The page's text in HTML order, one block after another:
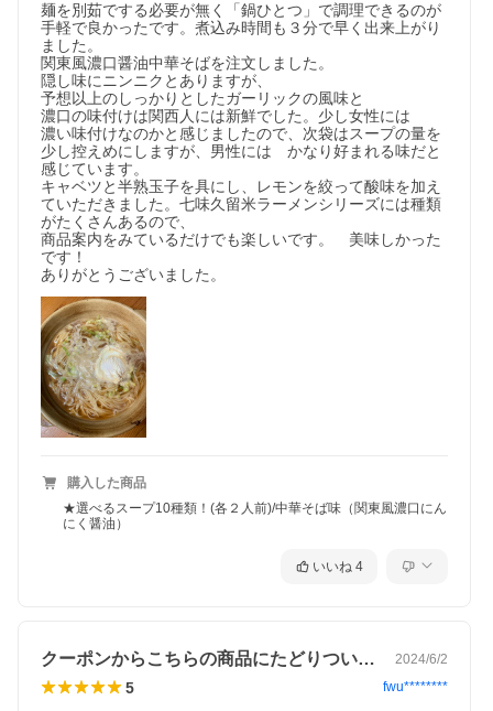
◇内容量
【麺】
中華麺（2人前）
【スープが選べます】
とんこつ味（2人前）
和風味（2人前）
中華そば味（2人前）
とんこつ先生（2人前）
九州男児（2人前）
鰹だしラーメン（2人前）
特製みそ味（2人前）
冷し中華かぼす味（※季節限定）（2人前）
※原材料は下記に記載
麺を別茹でする必要が無く「鍋ひとつ」で調理できるのが
手軽で良かったです。煮込み時間も３分で早く出来上がり
ました。
関東風濃口醤油中華そばを注文しました。
隠し味にニンニクとありますが、
予想以上のしっかりとしたガーリックの風味と
濃口の味付けは関西人には新鮮でした。少し女性には
濃い味付けなのかと感じましたので、次袋はスープの量を
少し控えめにしますが、男性には　かなり好まれる味だと
感じています。
キャベツと半熟玉子を具にし、レモンを絞って酸味を加え
ていただきました。七味久留米ラーメンシリーズには種類
がたくさんあるので、
商品案内をみているだけでも楽しいです。　美味しかった
です！
ありがとうございました。
購入した商品
★選べるスープ10種類！(各２人前)/中華そば味（関東風濃口にん
にく醤油）
いいね 4
クーポンからこちらの商品にたどりついて… 2024/6/2
5 fwu********